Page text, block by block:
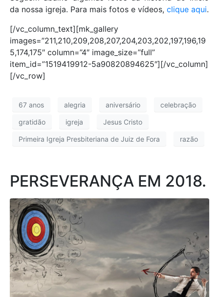
da nossa igreja. Para mais fotos e vídeos, clique aqui.
[/vc_column_text][mk_gallery
images=”211,210,209,208,207,204,203,202,197,196,19
5,174,175″ column=”4″ image_size=”full”
item_id=”1519419912-5a90820894625″][/vc_column]
[/vc_row]
67 anos alegria aniversário celebração
gratidão igreja Jesus Cristo
Primeira Igreja Presbiteriana de Juiz de Fora razão
PERSEVERANÇA EM 2018.